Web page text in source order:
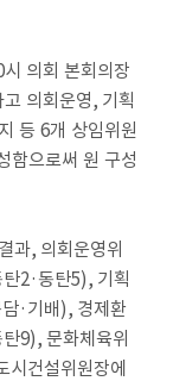
시 의회 본회의장
의회운영, 기획
등 6개 상임위원
함으로써 원 구성
과, 의회운영위
2·동탄5), 기획
·기배), 경제환
9),문화체육위
시건설위원장에